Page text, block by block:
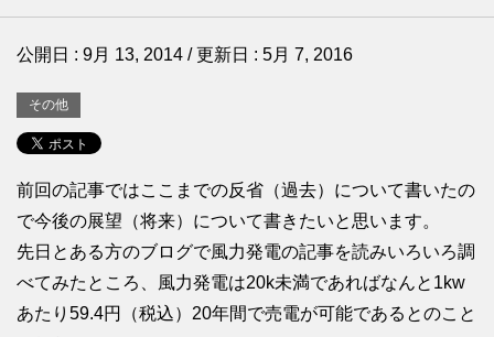
公開日 : 9月 13, 2014 / 更新日 : 5月 7, 2016
その他
前回の記事ではここまでの反省（過去）について書いたの
で今後の展望（将来）について書きたいと思います。
先日とある方のブログで風力発電の記事を読みいろいろ調
べてみたところ、風力発電は20k未満であればなんと1kw
あたり59.4円（税込）20年間で売電が可能であるとのこと